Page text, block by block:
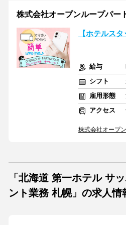
株式会社オープンループパー
【ホテルス
給与
シフト
雇用形態
アクセス
株式会社オープ
「北海道 第一ホテル サ
ント業務 札幌」の求人情